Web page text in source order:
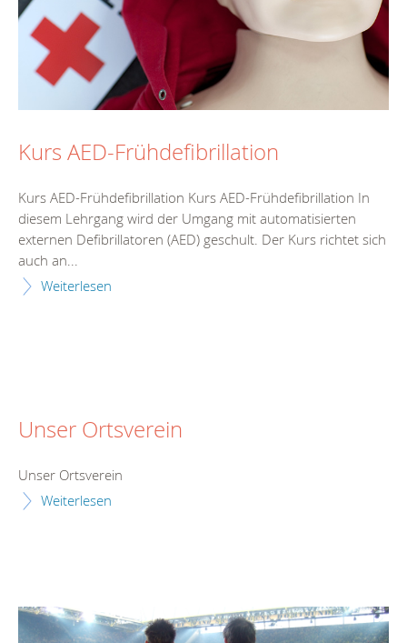
Kurs AED-Frühdefibrillation
Kurs AED-Frühdefibrillation Kurs AED-Frühdefibrillation In
diesem Lehrgang wird der Umgang mit automatisierten
externen Defibrillatoren (AED) geschult. Der Kurs richtet sich
auch an...
Weiterlesen
Unser Ortsverein
Unser Ortsverein
Weiterlesen